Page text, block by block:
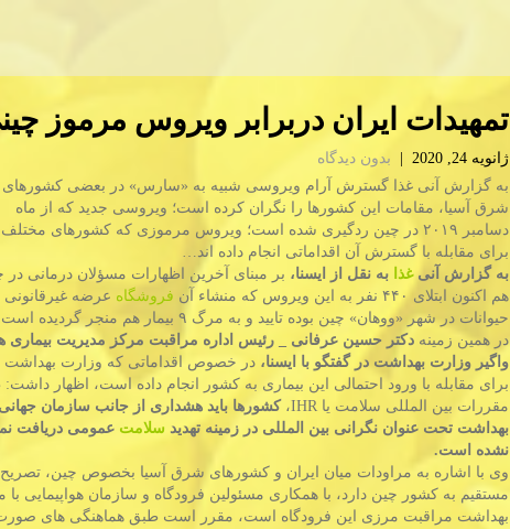
تمهیدات ایران دربرابر ویروس مرموز
ژانویه 24, 2020
بدون دیدگاه
به گزارش آنی غذا گسترش آرام ویروسی شبیه به «سارس» در بعضی كشورهای
شرق آسیا، مقامات این كشورها را نگران كرده است؛ ویروسی جدید كه از ماه
دسامبر ۲۰۱۹ در چین ردگیری شده است؛ ویروس مرموزی كه كشورهای مختلف
برای مقابله با گسترش آن اقداماتی انجام داده اند…
به گزارش آنیغذا به نقل از ایسنا، بر مبنای آخرین اظهارات مسؤلان درمانی در
هم اكنون ابتلای ۴۴۰ نفر به این ویروس كه منشاء آن
فروشگاه عرضه غیرقانونی
حیوانات در شهر «ووهان» چین بوده تایید و به مرگ ۹ بیمار هم منجر گردیده است.
در همین زمینه دكتر حسین عرفانی _ رئیس اداره مراقبت مركز مدیریت بیماری
واگیر وزارت بهداشت در گفتگو با ایسنا، در خصوص اقداماتی كه وزارت بهداشت
برای مقابله با ورود احتمالی این بیماری به كشور انجام داده است، اظهار
مقررات بین المللی سلامت یا IHR،
كشورها باید هشداری از جانب سازمان جهانی
بهداشت تحت عنوان نگرانی بین المللی در زمینه تهدید سلامت عمومی دریافت
نشده است.
وی با اشاره به مراودات میان ایران و كشورهای شرق آسیا بخصوص چین، تصریح
مستقیم به كشور چین دارد، با همكاری مسئولین فرودگاه و سازمان هواپیمایی
بهداشت مراقبت مرزی این فرودگاه است، مقرر است طبق هماهنگی های